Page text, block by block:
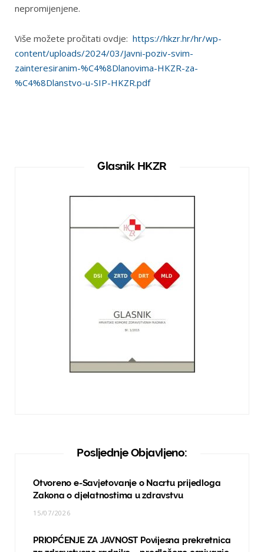
nepromijenjene.
Više možete pročitati ovdje: https://hkzr.hr/hr/wp-
content/uploads/2024/03/Javni-poziv-svim-
zainteresiranim-%C4%8Dlanovima-HKZR-za-
%C4%8Dlanstvo-u-SIP-HKZR.pdf
Glasnik HKZR
Posljednje Objavljeno:
Otvoreno e-Savjetovanje o Nacrtu prijedloga
Zakona o djelatnostima u zdravstvu
15/07/2026
PRIOPĆENJE ZA JAVNOST Povijesna prekretnica